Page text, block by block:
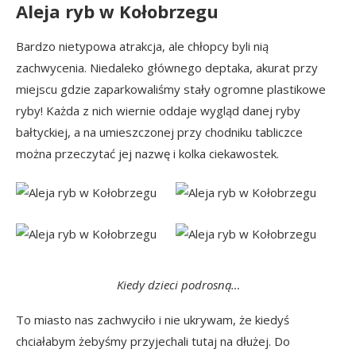
Aleja ryb w Kołobrzegu
Bardzo nietypowa atrakcja, ale chłopcy byli nią
zachwycenia. Niedaleko głównego deptaka, akurat przy
miejscu gdzie zaparkowaliśmy stały ogromne plastikowe
ryby! Każda z nich wiernie oddaje wygląd danej ryby
bałtyckiej, a na umieszczonej przy chodniku tabliczce
można przeczytać jej nazwę i kolka ciekawostek.
Kiedy dzieci podrosną…
To miasto nas zachwyciło i nie ukrywam, że kiedyś
chciałabym żebyśmy przyjechali tutaj na dłużej. Do